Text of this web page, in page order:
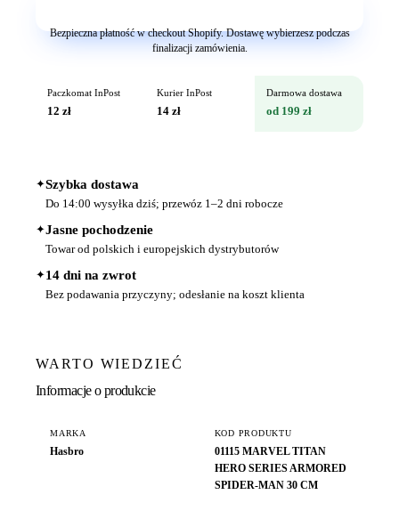
Bezpieczna płatność w checkout Shopify. Dostawę wybierzesz podczas
finalizacji zamówienia.
Paczkomat InPost
12 zł
Kurier InPost
14 zł
Darmowa dostawa
od 199 zł
✦Szybka dostawa
Do 14:00 wysyłka dziś; przewóz 1–2 dni robocze
✦Jasne pochodzenie
Towar od polskich i europejskich dystrybutorów
✦14 dni na zwrot
Bez podawania przyczyny; odesłanie na koszt klienta
WARTO WIEDZIEĆ
Informacje o produkcie
MARKA
Hasbro
KOD PRODUKTU
01115 MARVEL TITAN
HERO SERIES ARMORED
SPIDER-MAN 30 CM